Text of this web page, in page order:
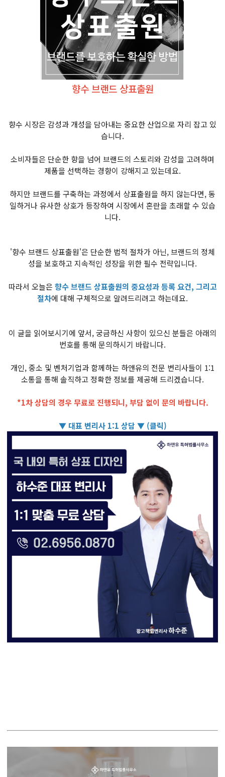
향수 브랜드 상표출원
향수 시장은 감성과 개성을 담아내는 중요한 산업으로 자리 잡고 있
습니다.
소비자들은 단순한 향을 넘어 브랜드의 스토리와 감성을 고려하며
제품을 선택하는 경향이 강해지고 있는데요.
하지만 브랜드를 구축하는 과정에서 상표출원을 하지 않는다면, 동
일하거나 유사한 상호가 등장하여 시장에서 혼란을 초래할 수 있습
니다.
'향수 브랜드 상표출원'은 단순한 법적 절차가 아닌, 브랜드의 정체
성을 보호하고 지속적인 성장을 위한 필수 전략입니다.
따라서 오늘은 향수 브랜드 상표출원의 중요성과 등록 요건, 그리고
절차에 대해 구체적으로 알려드리려고 하는데요.
이 글을 읽어보시기에 앞서, 궁금하신 사항이 있으신 분들은 아래의
번호를 통해 문의하시기 바랍니다.
개인, 중소 및 벤처기업과 함께하는 하앤유의 전문 변리사들이 1:1
소통을 통해 솔직하고 정확한 정보를 제공해 드리겠습니다.
*1차 상담의 경우 무료로 진행되니, 부담 없이 문의 바랍니다.
▼ 대표 변리사 1:1 상담 ▼ (클릭)